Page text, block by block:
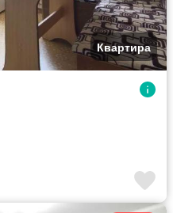
Квартира